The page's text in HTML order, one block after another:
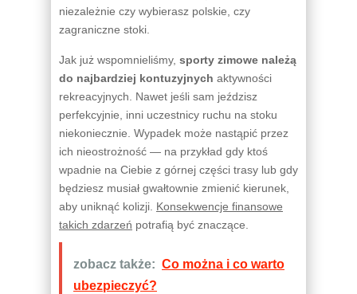
niezależnie czy wybierasz polskie, czy
zagraniczne stoki.
Jak już wspomnieliśmy, sporty zimowe należą
do najbardziej kontuzyjnych aktywności
rekreacyjnych. Nawet jeśli sam jeździsz
perfekcyjnie, inni uczestnicy ruchu na stoku
niekoniecznie. Wypadek może nastąpić przez
ich nieostrożność — na przykład gdy ktoś
wpadnie na Ciebie z górnej części trasy lub gdy
będziesz musiał gwałtownie zmienić kierunek,
aby uniknąć kolizji. Konsekwencje finansowe
takich zdarzeń potrafią być znaczące.
zobacz także: Co można i co warto
ubezpieczyć?